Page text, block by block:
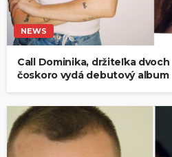
NEWS
Call Dominika, držiteľka
čoskoro vydá debutový album